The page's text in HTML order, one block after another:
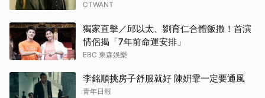
IU《
田曦
CTWANT
獨家直擊／邱以太、劉育仁合體飯撒！首演
情侶揭「7年前命運安排」
EBC 東森娛樂
李銘順挑房子舒服就好 陳姸霏一定要通風
青年日報